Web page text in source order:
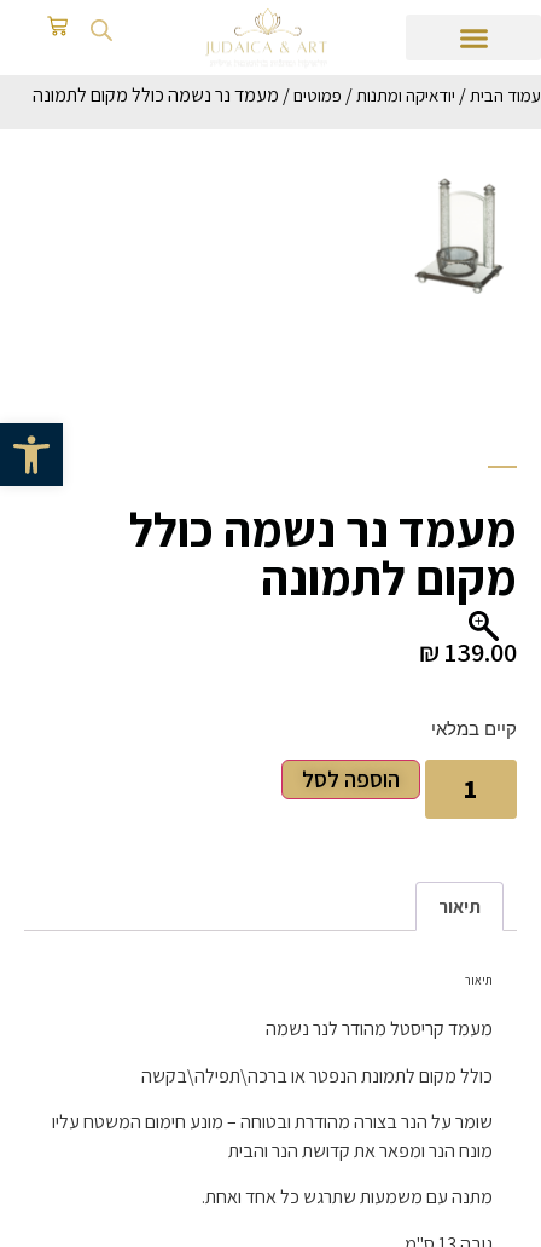
פתח
עמוד הבית/ יודאיקה ומתנות/ פמוטים/ מעמד נר נשמה כולל מקום לתמונה
מעמד נר נשמה כולל
מקום לתמונה
₪ 139.00
קיים במלאי
הוספה לסל
תיאור
תיאור
מעמד קריסטל מהודר לנר נשמה
כולל מקום לתמונת הנפטר או ברכה\תפילה\בקשה
שומר על הנר בצורה מהודרת ובטוחה – מונע חימום המשטח עליו
מונח הנר ומפאר את קדושת הנר והבית
מתנה עם משמעות שתרגש כל אחד ואחת.